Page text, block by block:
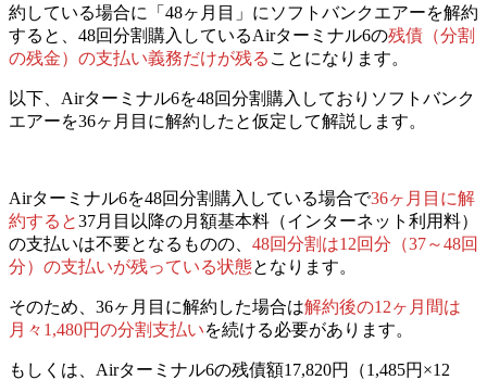
約している場合に「48ヶ月目」にソフトバンクエアーを解約
すると、 48回分割購入しているAirターミナル6の残債（分割
の残金）の支払い義務だけが残る ことになります。
以下、Airターミナル6を48回分割購入しておりソフトバンク
エアーを36ヶ月目に解約したと仮定して解説します。
Airターミナル6を48回分割購入している場合で36ヶ月目に解
約すると37月目以降の月額基本料（インターネット利用料）
の支払いは不要となるものの、 48回分割は12回分（37～48回
分）の支払いが残っている状態となります。
そのため、36ヶ月目に解約した場合は解約後の12ヶ月間は
月々1,480円の分割支払いを続ける必要があります。
もしくは、Airターミナル6の残債額17,820円（1,485円×12